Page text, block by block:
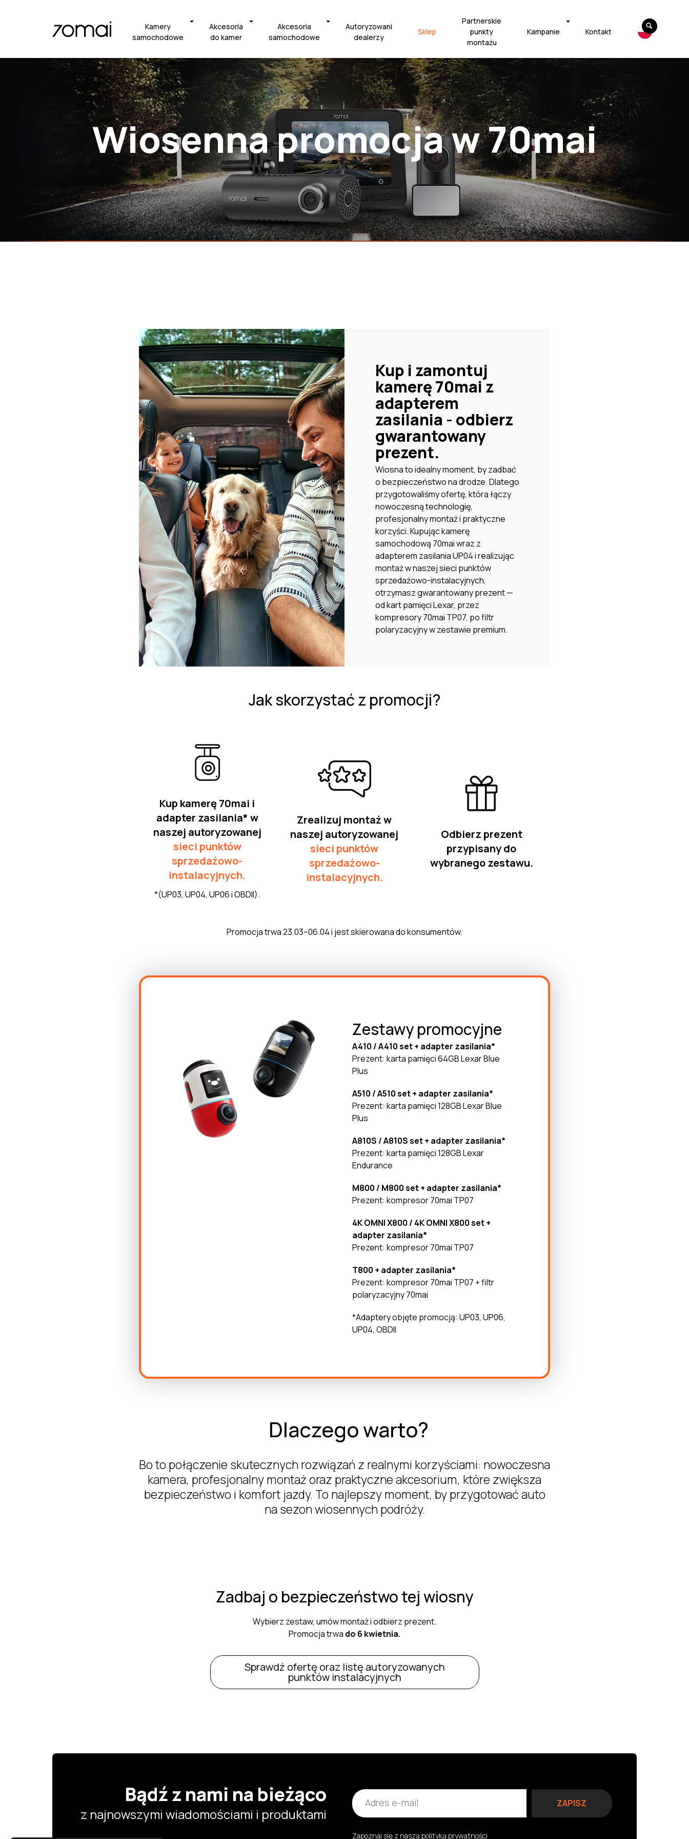
Kamery
samochodowe
Akcesoria
do kamer
Akcesoria
samochodowe
Autoryzowani
dealerzy
Sklep
Partnerskie
punkty
montażu
Kampanie Kontakt
Wiosenna promocja w 70mai
Kup i zamontuj
kamerę 70mai z
adapterem
zasilania - odbierz
gwarantowany
prezent.
Wiosna to idealny moment, by zadbać
o bezpieczeństwo na drodze. Dlatego
przygotowaliśmy ofertę, która łączy
nowoczesną technologię,
profesjonalny montaż i praktyczne
korzyści. Kupując kamerę
samochodową 70mai wraz z
adapterem zasilania UP04 i realizując
montaż w naszej sieci punktów
sprzedażowo-instalacyjnych,
otrzymasz gwarantowany prezent —
od kart pamięci Lexar, przez
kompresory 70mai TP07, po filtr
polaryzacyjny w zestawie premium.
Jak skorzystać z promocji?
Kup kamerę 70mai i
adapter zasilania* w
naszej autoryzowanej
sieci punktów
sprzedażowo-
instalacyjnych.
*(UP03, UP04, UP06 i OBDII).
Zrealizuj montaż w
naszej autoryzowanej
sieci punktów
sprzedażowo-
instalacyjnych.
Odbierz prezent
przypisany do
wybranego zestawu.
Promocja trwa 23.03–06.04 i jest skierowana do konsumentów.
Zestawy promocyjne
A410 / A410 set + adapter zasilania*
Prezent: karta pamięci 64GB Lexar Blue
Plus
A510 / A510 set + adapter zasilania*
Prezent: karta pamięci 128GB Lexar Blue
Plus
A810S / A810S set + adapter zasilania*
Prezent: karta pamięci 128GB Lexar
Endurance
M800 / M800 set + adapter zasilania*
Prezent: kompresor 70mai TP07
4K OMNI X800 / 4K OMNI X800 set +
adapter zasilania*
Prezent: kompresor 70mai TP07
T800 + adapter zasilania*
Prezent: kompresor 70mai TP07 + filtr
polaryzacyjny 70mai
*Adaptery objęte promocją: UP03, UP06,
UP04, OBDII
Dlaczego warto?
Bo to połączenie skutecznych rozwiązań z realnymi korzyściami: nowoczesna
kamera, profesjonalny montaż oraz praktyczne akcesorium, które zwiększa
bezpieczeństwo i komfort jazdy. To najlepszy moment, by przygotować auto
na sezon wiosennych podróży.
Zadbaj o bezpieczeństwo tej wiosny
Wybierz zestaw, umów montaż i odbierz prezent.
Promocja trwa do 6 kwietnia.
Sprawdź ofertę oraz listę autoryzowanych
punktów instalacyjnych
Bądź z nami na bieżąco
z najnowszymi wiadomościami i produktami
Zapoznaj się z naszą polityką prywatności